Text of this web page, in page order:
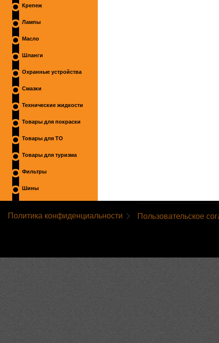
Крепеж
Лампы
Масло
Шланги
Охранные устройства
Смазки
Технические жидкости
Товары для покраски
Товары для ТО
Товары для туризма
Фильтры
Шины
Политика конфиденциальности Пользовательское